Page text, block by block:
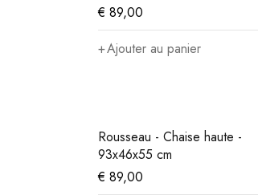
€ 89,00
Ajouter au panier
Rousseau - Chaise haute -
93x46x55 cm
€ 89,00